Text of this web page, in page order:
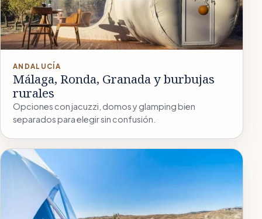
ANDALUCÍA
Málaga, Ronda, Granada y burbujas
rurales
Opciones con jacuzzi, domos y glamping bien
separados para elegir sin confusión.